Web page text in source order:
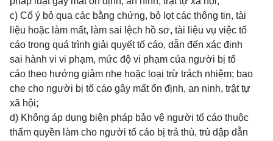
c) Cố ý bỏ qua các bằng chứng, bỏ lọt các thông tin, tài
liệu hoặc làm mất, làm sai lệch hồ sơ, tài liệu vụ việc tố
cáo trong quá trình giải quyết tố cáo, dẫn đến xác định
sai hành vi vi phạm, mức độ vi phạm của người bị tố
cáo theo hướng giảm nhẹ hoặc loại trừ trách nhiệm; bao
che cho người bị tố cáo gây mất ổn định, an ninh, trật tự
xã hội;
d) Không áp dụng biện pháp bảo vệ người tố cáo thuộc
thẩm quyền làm cho người tố cáo bị trả thù, trù dập dẫn